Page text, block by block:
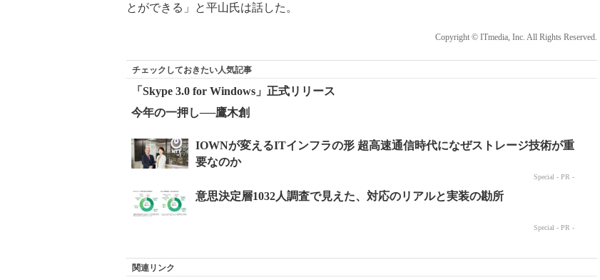
とができる」と平山氏は話した。
Copyright © ITmedia, Inc. All Rights Reserved.
チェックしておきたい人気記事
「Skype 3.0 for Windows」正式リリース
今年の一押し──鷹木創
関連リンク